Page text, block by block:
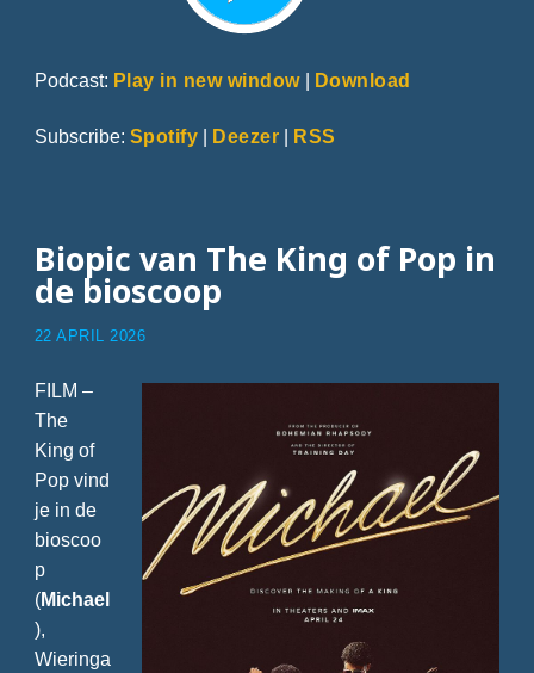
Podcast: Play in new window| Download
Subscribe: Spotify | Deezer | RSS
Biopic van The King of Pop in
de bioscoop
22 APRIL 2026
FILM –
The
King of
Pop vind
je in de
bioscoo
p
(Michael
),
Wieringa